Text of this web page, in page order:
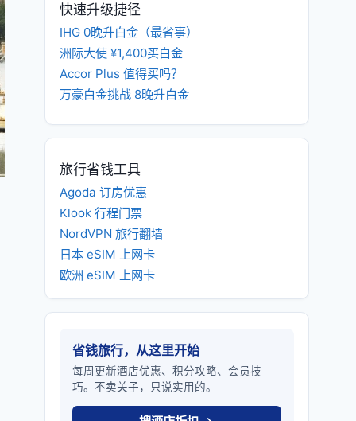
快速升级捷径
IHG 0晚升白金（最省事）
洲际大使 ¥1,400买白金
Accor Plus 值得买吗？
万豪白金挑战 8晚升白金
旅行省钱工具
Agoda 订房优惠
Klook 行程门票
NordVPN 旅行翻墙
日本 eSIM 上网卡
欧洲 eSIM 上网卡
省钱旅行，从这里开始
每周更新酒店优惠、积分攻略、会员技
巧。不卖关子，只说实用的。